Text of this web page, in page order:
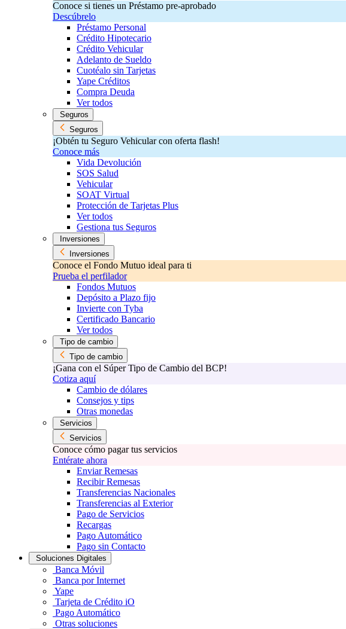
Conoce si tienes un Préstamo pre-aprobado
Descúbrelo
Préstamo Personal
Crédito Hipotecario
Crédito Vehicular
Adelanto de Sueldo
Cuotéalo sin Tarjetas
Yape Créditos
Compra Deuda
Ver todos
Seguros
Seguros
¡Obtén tu Seguro Vehicular con oferta flash!
Conoce más
Vida Devolución
SOS Salud
Vehicular
SOAT Virtual
Protección de Tarjetas Plus
Ver todos
Gestiona tus Seguros
Inversiones
Inversiones
Conoce el Fondo Mutuo ideal para ti
Prueba el perfilador
Fondos Mutuos
Depósito a Plazo fijo
Invierte con Tyba
Certificado Bancario
Ver todos
Tipo de cambio
Tipo de cambio
¡Gana con el Súper Tipo de Cambio del BCP!
Cotiza aquí
Cambio de dólares
Consejos y tips
Otras monedas
Servicios
Servicios
Conoce cómo pagar tus servicios
Entérate ahora
Enviar Remesas
Recibir Remesas
Transferencias Nacionales
Transferencias al Exterior
Pago de Servicios
Recargas
Pago Automático
Pago sin Contacto
Soluciones Digitales
Banca Móvil
Banca por Internet
Yape
Tarjeta de Crédito iO
Pago Automático
Otras soluciones